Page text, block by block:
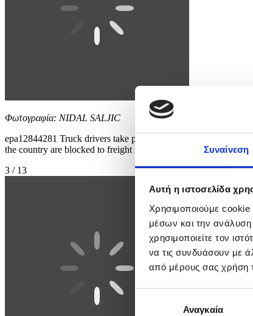
Συναίνεση
Αυτή η ιστοσελίδα
Χρησιμοποιούμε cookie
μέσων και την
χρησιμοποιείτε τον
να τις συνδυάσουν με
από μέρους σας χρήση
συγκατάθεσηςΑναγκαία
Φωτογραφία: NIDAL SALJIC
epa12844281 Truck drivers take part in the blockade of the
the country are blocked to freight traffic as carriers suspend
3 / 13